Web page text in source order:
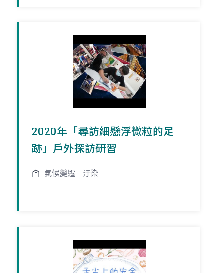
2020年「尋訪細懸浮微粒的足
跡」戶外探訪研習
氣候變遷 汙染